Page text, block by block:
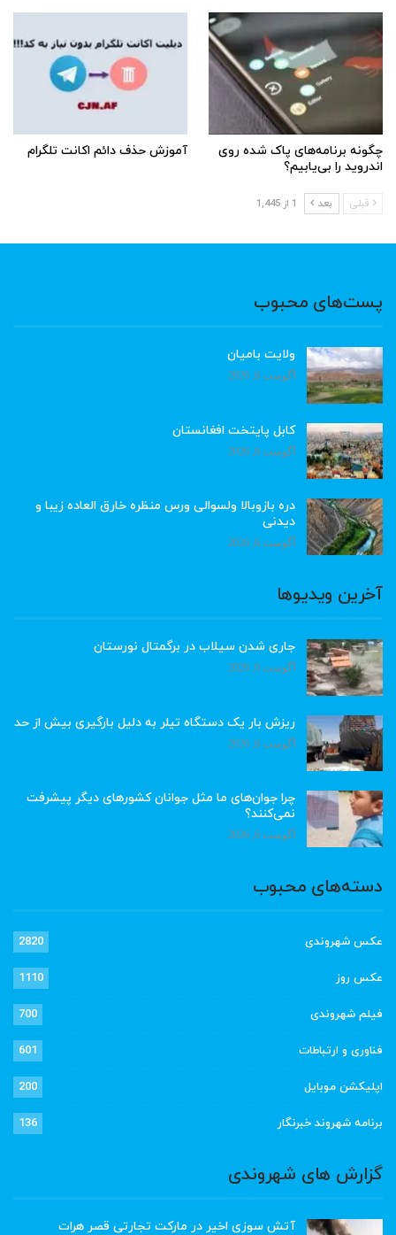
چگونه برنامه‌های پاک شده روی
اندروید را بی‌یابیم؟
آموزش حذف دائم اکانت تلگرام
قبلی بعد 1 از 1,445
پست‌های محبوب
ولایت بامیان
آگوست 6, 2026
کابل پایتخت افغانستان
آگوست 6, 2026
دره بازوبالا ولسوالی ورس منظره خارق العاده زیبا و
دیدنی
آگوست 6, 2026
آخرین ویدیوها
جاری شدن سیلاب در برگمتال نورستان
آگوست 6, 2026
ریزش بار یک دستگاه تیلر به دلیل بارگیری بیش از حد
آگوست 6, 2026
چرا جوان‌های ما مثل جوانان کشورهای دیگر پیشرفت
نمی‌کنند؟
آگوست 6, 2026
دسته‌های محبوب
عکس شهروندی 2820
عکس روز 1110
فیلم شهروندی 700
فناوری و ارتباطات 601
اپلیکشن موبایل 200
برنامه شهروند خبرنگار 136
گزارش های شهروندی
آتش سوزی اخیر در مارکت تجارتی قصر هرات